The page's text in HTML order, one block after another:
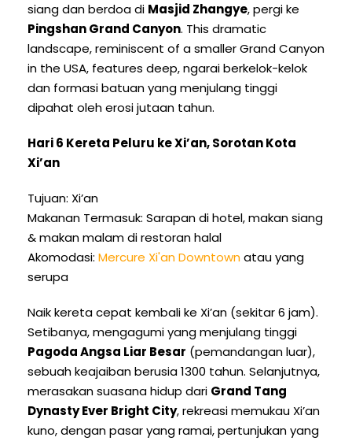
siang dan berdoa di Masjid Zhangye, pergi ke
Pingshan Grand Canyon. This dramatic
landscape,reminiscent of a smaller Grand Canyon
in the USA, features deep, ngarai berkelok-kelok
dan formasi batuan yang menjulang tinggi
dipahat oleh erosi jutaan tahun.
Hari 6 Kereta Peluru ke Xi’an, Sorotan Kota
Xi’an
Tujuan: Xi’an
Makanan Termasuk: Sarapan di hotel, makan siang
& makan malam di restoran halal
Akomodasi: Mercure Xi'an Downtownatau yang
serupa
Naik kereta cepat kembali ke Xi’an (sekitar 6 jam).
Setibanya, mengagumi yang menjulang tinggi
Pagoda Angsa Liar Besar (pemandangan luar),
sebuah keajaiban berusia 1300 tahun. Selanjutnya,
merasakan suasana hidup dari Grand Tang
Dynasty Ever Bright City, rekreasi memukau Xi’an
kuno, dengan pasar yang ramai, pertunjukan yang